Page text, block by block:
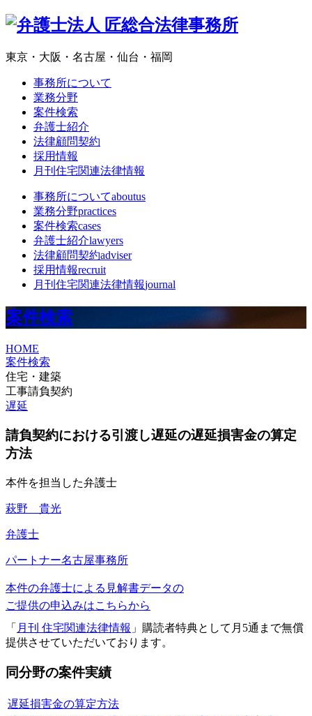
東京・大阪・名古屋・仙台・福岡
事務所について
業務分野
案件検索
弁護士紹介
法律顧問契約
採用情報
月刊住宅関連法律情報
事務所についてaboutus
業務分野practices
案件検索cases
弁護士紹介lawyers
法律顧問契約adviser
採用情報recruit
月刊住宅関連法律情報journal
案件検索
HOME
案件検索
住宅・建築
工事請負契約
遅延
請負契約における引渡し遅延の遅延損害金の算定
方法
本件を担当した弁護士
萩野 貴光
弁護士
パートナー名古屋事務所
本件の弁護士による見解書データの
ご提供の申込みはこちらから
「 月刊 住宅関連法律情報 」購読者特典として月5通まで無償
提供させていただいております。
同分野の案件実績
遅延損害金の算定方法